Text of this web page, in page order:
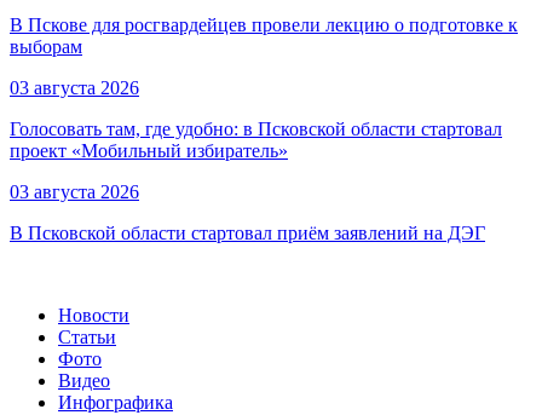
В Пскове для росгвардейцев провели лекцию о подготовке к
выборам
03 августа 2026
Голосовать там, где удобно: в Псковской области стартовал
проект «Мобильный избиратель»
03 августа 2026
В Псковской области стартовал приём заявлений на ДЭГ
Новости
Статьи
Фото
Видео
Инфографика